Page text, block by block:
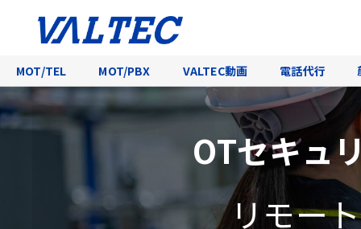
MOT/TEL MOT/PBX VALTEC動画 電話代行
OTセキュ
リモー